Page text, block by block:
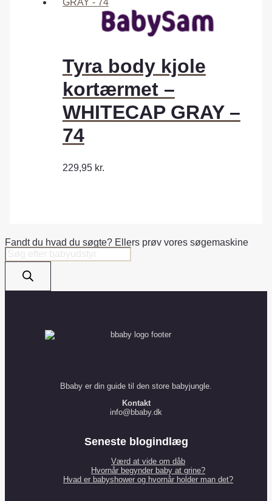
Tyra body kjole
kortærmet –
WHITECAP GRAY –
74
229,95 kr.
Fandt du hvad du søgte? Ellers prøv vores søgemaskine
Products
search
Bbaby er din guide til den store babyjungle.
Kontakt
info@bbaby.dk
Seneste blogindlæg
Værd at vide om dåb
Hvornår begynder baby at grine?
Hvad er babyshower og hvornår holder man det?